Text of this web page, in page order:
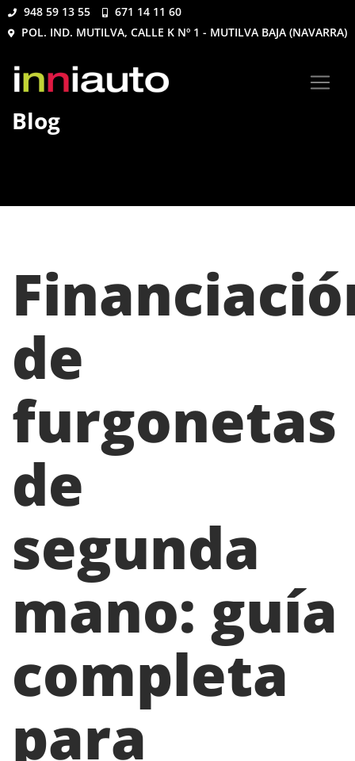
948 59 13 55
671 14 11 60
POL. IND. MUTILVA, CALLE K Nº 1 - MUTILVA BAJA (NAVARRA)
Blog
de
furgonetas
de
segunda
mano: guía
completa
para